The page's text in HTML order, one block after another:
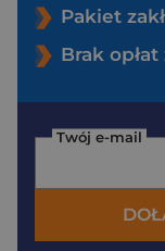
Pakiet
Brak
Twój e-mail